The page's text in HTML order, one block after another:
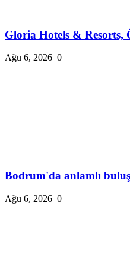
Gloria Hotels &
Ağu 6, 2026 0
Bodrum'da anlamlı
Ağu 6, 2026 0